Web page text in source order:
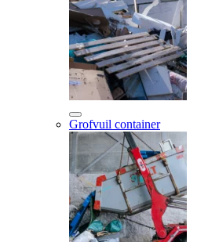
Grofvuil container